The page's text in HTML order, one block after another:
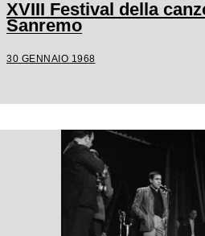
XVIII Festival della
Sanremo
30 GENNAIO 1968